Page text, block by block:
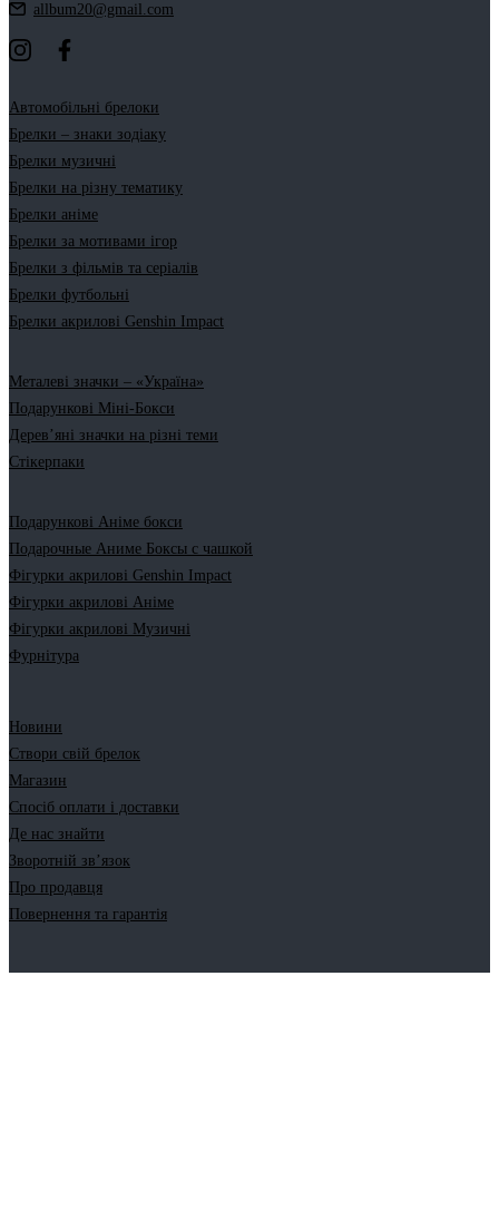
allbum20@gmail.com
Автомобільні брелоки
Брелки – знаки зодіаку
Брелки музичні
Брелки на різну тематику
Брелки аніме
Брелки за мотивами ігор
Брелки з фільмів та серіалів
Брелки футбольні
Брелки акрилові Genshin Impact
Металеві значки – «Україна»
Подарункові Міні-Бокси
Дерев’яні значки на різні теми
Стікерпаки
Подарункові Аніме бокси
Подарочные Аниме Боксы с чашкой
Фігурки акрилові Genshin Impact
Фігурки акрилові Аніме
Фігурки акрилові Музичні
Фурнітура
Новини
Створи свій брелок
Магазин
Спосіб оплати і доставки
Де нас знайти
Зворотній зв’язок
Про продавця
Повернення та гарантія